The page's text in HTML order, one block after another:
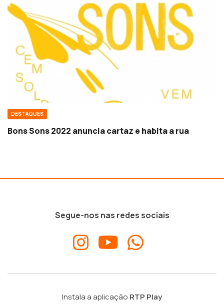
DESTAQUES
Bons Sons 2022 anuncia cartaz e habita a rua
Segue-nos nas redes sociais
Instala a aplicação RTP Play